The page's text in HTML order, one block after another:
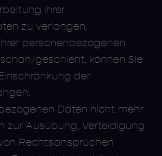
Ihrer
zu verlangen.
personenbezogenen
geschieht, können Sie
der
Daten nicht mehr
zur Ausübung, Verteidigung
Rechtsansprüchen